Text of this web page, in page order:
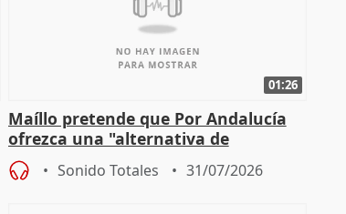
01:26
Maíllo pretende que Por Andalucía
ofrezca una "alternativa de
gobierno" con su labor de oposición
Sonido Totales 31/07/2026